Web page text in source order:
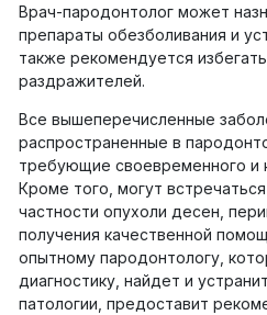
Врач-пародонтолог может
препараты обезболивания и
также рекомендуется
раздражителей.
Все вышеперечисленные
распространенные в
требующие своевременного и
Кроме того, могут
частности опухоли десен,
получения качественной
опытному пародонтологу,
диагностику, найдет и
патологии, предоставит